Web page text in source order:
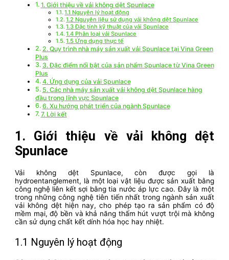
1. Giới thiệu về vải không dệt Spunlace
1.1 Nguyên lý hoạt động
1.2 Nguyên liệu sử dụng vải không dệt Spunlace
1.3 Đặc tính kỹ thuật của vải Spunlace
1.4 Phân loại vải Spunlace
1.5 Ứng dụng thực tế
2. Quy trình nhà máy sản xuất vải Spunlace tại Vina Green
Plus
3. Đặc điểm nổi bật của sản phẩm Spunlace từ Vina Green
Plus
4. Ứng dụng của vải Spunlace
5. Các nhà máy sản xuất vải không dệt Spunlace hàng
đầu trong lĩnh vực Spunlace
6. Xu hướng phát triển của ngành Spunlace
7. Lời kết
1. Giới thiệu về vải không dệt
Spunlace
Vải không dệt Spunlace, còn được gọi là
hydroentanglement, là một loại vật liệu được sản xuất bằng
công nghệ liên kết sợi bằng tia nước áp lực cao. Đây là một
trong những công nghệ tiên tiến nhất trong ngành sản xuất
vải không dệt hiện nay, cho phép tạo ra sản phẩm có độ
mềm mại, độ bền và khả năng thấm hút vượt trội mà không
cần sử dụng chất kết dính hóa học hay nhiệt.
1.1 Nguyên lý hoạt động